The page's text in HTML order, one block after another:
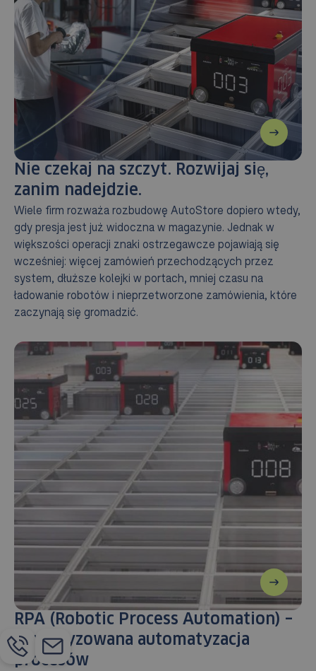
Nie czekaj na szczyt. Rozwijaj się,
zanim nadejdzie.
Wiele firm rozważa rozbudowę AutoStore dopiero wtedy,
gdy presja jest już widoczna w magazynie. Jednak w
większości operacji znaki ostrzegawcze pojawiają się
wcześniej: więcej zamówień przechodzących przez
system, dłuższe kolejki w portach, mniej czasu na
ładowanie robotów i nieprzetworzone zamówienia, które
zaczynają się gromadzić.
RPA (Robotic Process Automation) –
zrobotyzowana automatyzacja
procesów